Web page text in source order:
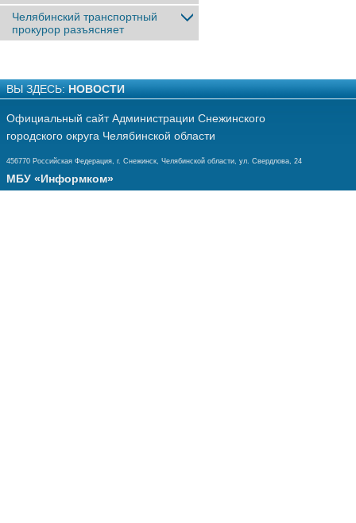
Челябинский транспортный
прокурор разъясняет
ВЫ ЗДЕСЬ: НОВОСТИ
Официальный сайт Администрации Снежинского
городского округа Челябинской области
456770 Российская Федерация, г. Снежинск, Челябинской области, ул. Свердлова, 24
МБУ «Информком»